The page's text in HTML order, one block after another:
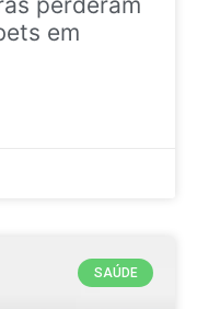
em
SAÚDE